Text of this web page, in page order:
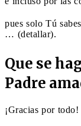
pues solo Tú
… (detallar).
Que se
Padre
¡Gracias por todo!